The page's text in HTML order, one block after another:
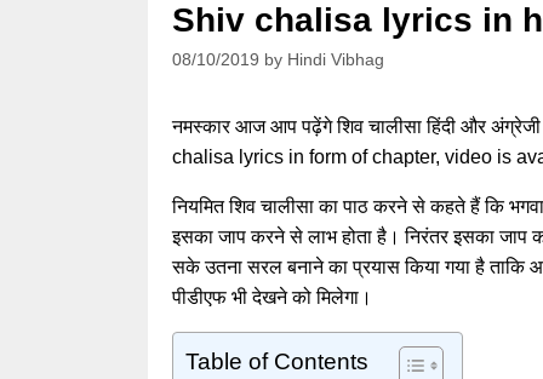
Shiv chalisa lyrics in
08/10/2019 by Hindi Vibhag
नमस्कार आज आप पढ़ेंगे शिव चालीसा हिंदी और
chalisa lyrics in form of chapter, video is
नियमित शिव चालीसा का पाठ करने से कहते हैं कि
इसका जाप करने से लाभ होता है। निरंतर इसका जाप
सके उतना सरल बनाने का प्रयास किया गया है ताकि
पीडीएफ भी देखने को मिलेगा।
Table of Contents